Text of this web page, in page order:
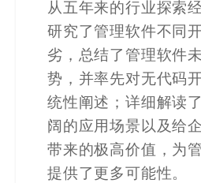
码
解
决
方
案
从五年来的行业探索
研究了管理软件不同
劣，总结了管理软件
势，并率先对无代码
统性阐述；详细解读
阔的应用场景以及给
带来的极高价值， 为
提供了更多可能性。